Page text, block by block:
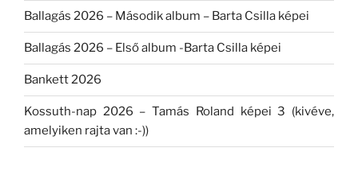
Ballagás 2026 – Második album – Barta Csilla képei
Ballagás 2026 – Első album -Barta Csilla képei
Bankett 2026
Kossuth-nap 2026 – Tamás Roland képei 3 (kivéve,
amelyiken rajta van :-))